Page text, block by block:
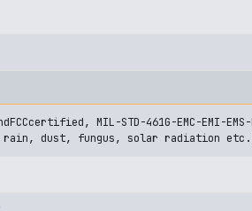
MIL-STD-461G-EMC-
rain, dust, fungus, solar radiation